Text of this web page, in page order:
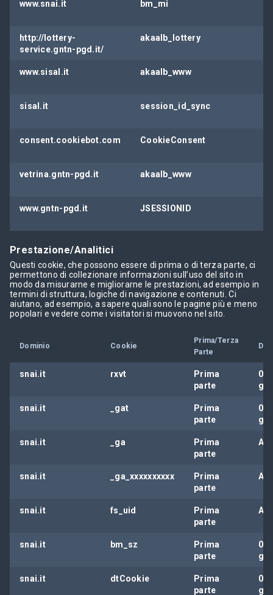
www.snai.it bm_mi
http://lottery-
service.gntn-pgd.it/
akaalb_lottery
www.sisal.it akaalb_www
sisal.it session_id_sync
consent.cookiebot.com CookieConsent
vetrina.gntn-pgd.it akaalb_www
www.gntn-pgd.it JSESSIONID
Prestazione/Analitici
Questi cookie, che possono essere di prima o di terza parte, ci
permettono di collezionare informazioni sull’uso del sito in
modo da misurarne e migliorarne le prestazioni, ad esempio in
termini di struttura, logiche di navigazione e contenuti. Ci
aiutano, ad esempio, a sapere quali sono le pagine più e meno
popolari e vedere come i visitatori si muovono nel sito.
Dominio Cookie
Prima/Terza
Parte
snai.it rxvt
Prima
parte
0
snai.it _gat
Prima
parte
0
snai.it _ga
Prima
parte
snai.it _ga_xxxxxxxxxx
Prima
parte
snai.it fs_uid
Prima
parte
snai.it bm_sz
Prima
parte
0
snai.it dtCookie
Prima
parte
0